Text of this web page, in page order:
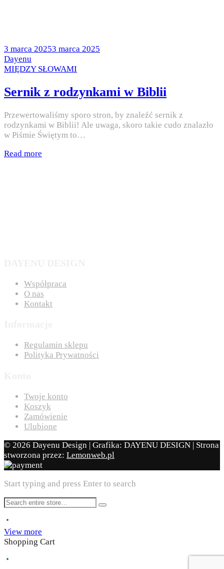
Posted
on
3 marca 20253 marca 2025
by
Dayenu
Posted
MIĘDZY SŁOWAMI
Sernik z rodzynkami w Biblii
Przewertowaliśmy sporo stron, by znaleźć sernik z
rodzynkami w Biblii! Ale uwaga, skoro takie cudo znalazło
w Piśmie Świętym to…
Read more
Współpraca
O nas
Kontakt
Regulamin sklepu
Polityka Prywatności
Twoje konto
Koszyk
Zamówienie
Ulubione
© 2026 Dayenu Design | Grafika: DAYENU DESIGN | Strona
stworzona przez: Lemonweb.pl
Start typing and press Enter to search
View more
Shopping Cart